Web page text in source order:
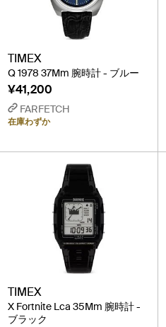
TIMEX
Q 1978 37Mm 腕時計 - ブルー
¥41,200
FARFETCH
在庫わずか
TIMEX
X Fortnite Lca 35Mm 腕時計 -
ブラック